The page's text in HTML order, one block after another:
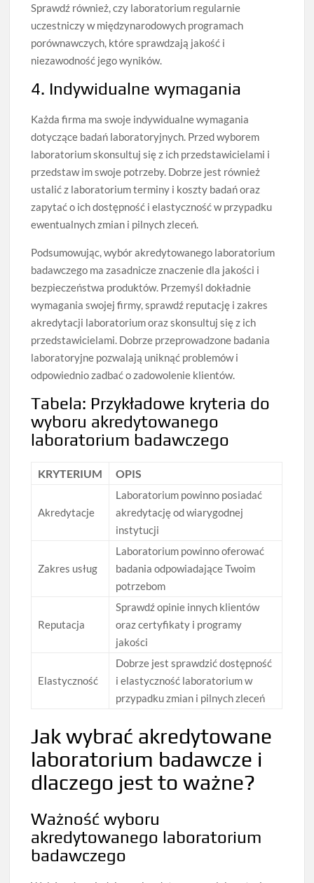
Sprawdź również, czy laboratorium regularnie
uczestniczy w międzynarodowych programach
porównawczych, które sprawdzają jakość i
niezawodność jego wyników.
4. Indywidualne wymagania
Każda firma ma swoje indywidualne wymagania
dotyczące badań laboratoryjnych. Przed wyborem
laboratorium skonsultuj się z ich przedstawicielami i
przedstaw im swoje potrzeby. Dobrze jest również
ustalić z laboratorium terminy i koszty badań oraz
zapytać o ich dostępność i elastyczność w przypadku
ewentualnych zmian i pilnych zleceń.
Podsumowując, wybór akredytowanego laboratorium
badawczego ma zasadnicze znaczenie dla jakości i
bezpieczeństwa produktów. Przemyśl dokładnie
wymagania swojej firmy, sprawdź reputację i zakres
akredytacji laboratorium oraz skonsultuj się z ich
przedstawicielami. Dobrze przeprowadzone badania
laboratoryjne pozwalają uniknąć problemów i
odpowiednio zadbać o zadowolenie klientów.
Tabela: Przykładowe kryteria do
wyboru akredytowanego
laboratorium badawczego
KRYTERIUM OPIS
Akredytacje
Laboratorium powinno posiadać
akredytację od wiarygodnej
instytucji
Zakres usług
Laboratorium powinno oferować
badania odpowiadające Twoim
potrzebom
Reputacja
Sprawdź opinie innych klientów
oraz certyfikaty i programy
jakości
Elastyczność
Dobrze jest sprawdzić dostępność
i elastyczność laboratorium w
przypadku zmian i pilnych zleceń
Jak wybrać akredytowane
laboratorium badawcze i
dlaczego jest to ważne?
Ważność wyboru
akredytowanego laboratorium
badawczego